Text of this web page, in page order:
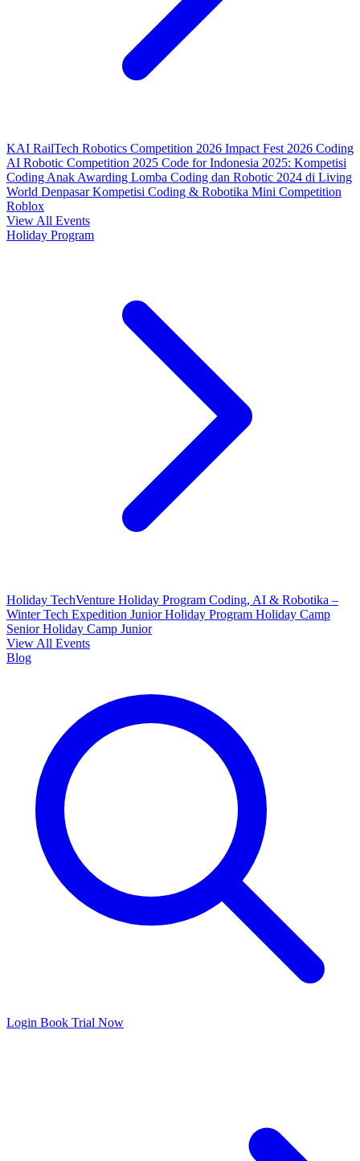
KAI RailTech Robotics Competition 2026 Impact Fest 2026 Coding
AI Robotic Competition 2025 Code for Indonesia 2025: Kompetisi
Coding Anak Awarding Lomba Coding dan Robotic 2024 di Living
World DenpasarKompetisi Coding & Robotika Mini Competition
Roblox
View All Events
Holiday Program
Holiday TechVenture Holiday Program Coding, AI & Robotika –
Winter Tech Expedition Junior Holiday Program Holiday Camp
SeniorHoliday Camp Junior
View All Events
Blog
Login Book Trial Now